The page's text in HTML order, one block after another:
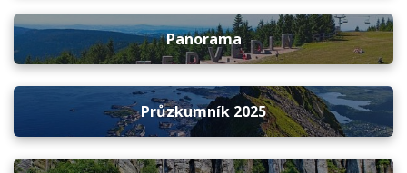
Panorama
Průzkumník 2025